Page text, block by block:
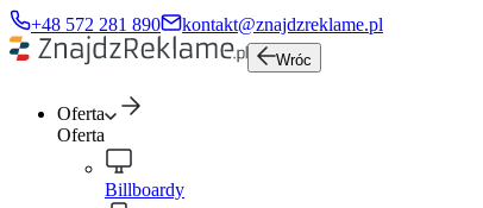
+48 572 281 890 kontakt@znajdzreklame.pl
Wróc
Oferta
Oferta
Billboardy